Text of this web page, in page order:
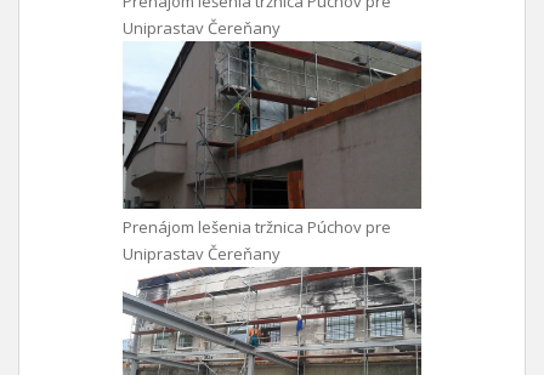
Uniprastav Čereňany
Prenájom lešenia tržnica Púchov pre
Uniprastav Čereňany